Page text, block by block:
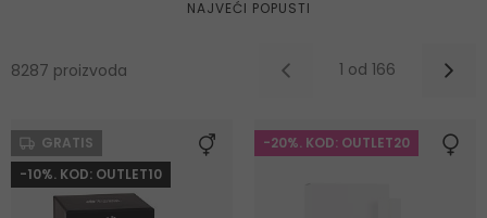
NAJVEĆI POPUSTI
8287 proizvoda 1 od 166
GRATIS
-10%. KOD: OUTLET10
-20%. KOD: OUTLET20